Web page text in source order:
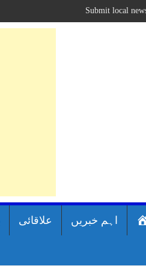
Submit local
اہم خبریں علاقائی